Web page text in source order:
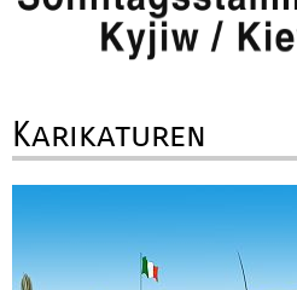
Karikaturen